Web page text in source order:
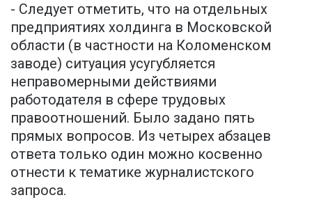
- Следует отметить, что на отдельных
предприятиях холдинга в Московской
области (в частности на Коломенском
заводе) ситуация усугубляется
неправомерными действиями
работодателя в сфере трудовых
правоотношений. Было задано пять
прямых вопросов. Из четырех абзацев
ответа только один можно косвенно
отнести к тематике журналистского
запроса.